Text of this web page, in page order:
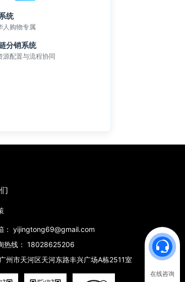
统
人购物专属
分销系统
源配置与流程协同
在线咨询
： yijingtong69@gmail.com
热线： 18028625206
广州市天河区天河东路丰兴广场A栋2511室